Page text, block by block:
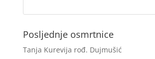
Posljednje osmrtnice
Tanja Kurevija rođ. Dujmušić